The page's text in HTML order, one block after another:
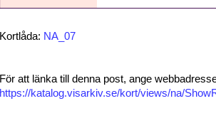
Kortlåda: NA_07
För att länka till denna post, ange
https://katalog.visarkiv.se/kort/views/na/